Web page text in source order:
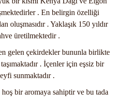
. En belirgin özelliği
oluşmasıdır . Yaklaşık 150 yıldır
üretilmektedir .
gelen çekirdekler bununla birlikte
. İçenler için eşsiz bir
sunmaktadır .
bir aromaya sahiptir ve bu tada